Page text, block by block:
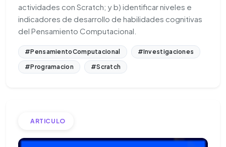
actividades con Scratch; y b) identificar niveles e
indicadores de desarrollo de habilidades cognitivas
del Pensamiento Computacional.
#PensamientoComputacional
#Investigaciones
#Programacion
#Scratch
ARTICULO